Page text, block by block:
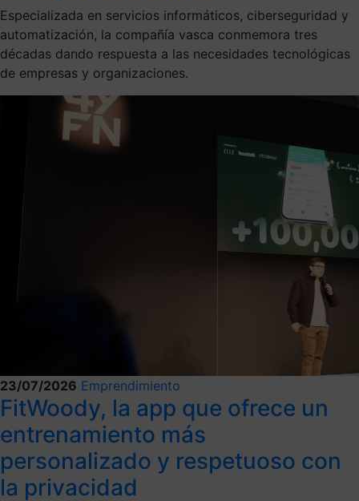
Especializada en servicios informáticos, ciberseguridad y
automatización, la compañía vasca conmemora tres
décadas dando respuesta a las necesidades tecnológicas
de empresas y organizaciones.
23/07/2026 Emprendimiento
FitWoody, la app que ofrece un
entrenamiento más
personalizado y respetuoso con
la privacidad